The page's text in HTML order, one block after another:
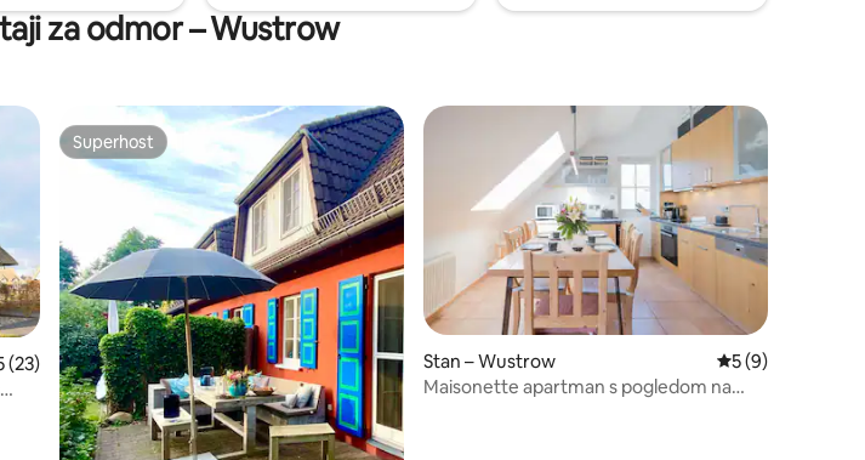
za odmor – Wustrow
„Odabrali gosti”
ocjena: 5/5, recenzija: 23
(23)
Superhost
Superhost
Stan – Wustrow Prosječna
5 (9)
Maisonette apartman s pogledom na